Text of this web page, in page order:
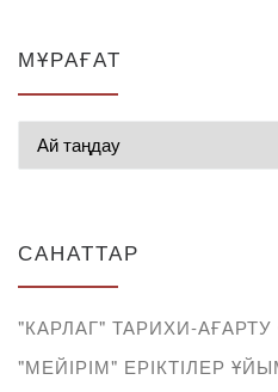
МҰРАҒАТ
САНАТТАР
"КАРЛАГ" ТАРИХИ-
"МЕЙІРІМ" ЕРІКТІЛЕР